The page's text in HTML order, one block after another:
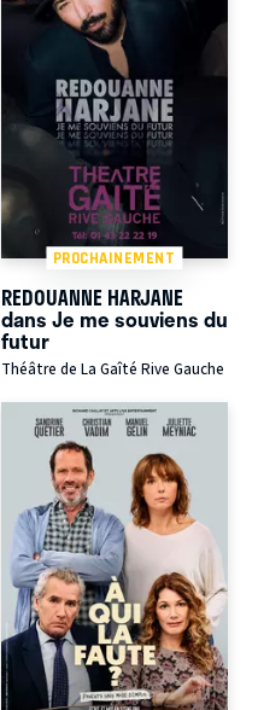
PROCHAINEMENT
REDOUANNE HARJANE
dans Je me souviens du
futur
Théâtre de La Gaîté Rive Gauche